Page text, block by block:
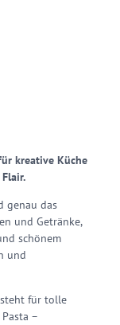
kreative Küche
genau das
und Getränke,
schönem
und
steht für tolle
–